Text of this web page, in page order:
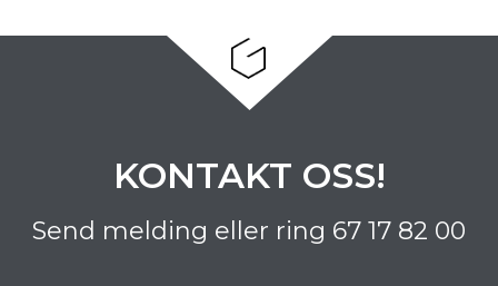
KONTAKT OSS!
Send melding eller ring 67 17 82 00